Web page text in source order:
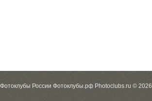
Фотоклубы России Фотоклубы.рф Photoclubs.ru © 2026